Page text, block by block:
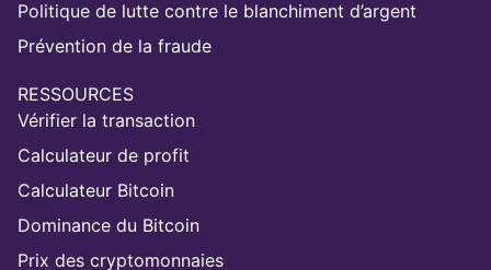
Politique de lutte contre le blanchiment d’argent
Prévention de la fraude
RESSOURCES
Vérifier la transaction
Calculateur de profit
Calculateur Bitcoin
Dominance du Bitcoin
Prix des cryptomonnaies